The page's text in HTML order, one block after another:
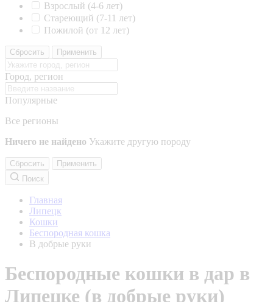
Взрослый (4-6 лет)
Стареющий (7-11 лет)
Пожилой (от 12 лет)
Сбросить Применить
Город, регион
Популярные
Все регионы
Ничего не найдено Укажите другую породу
Сбросить
Применить
Поиск
Главная
Липецк
Кошки
Беспородная кошка
В добрые руки
Беспородные кошки в дар в
Липецке (в добрые руки)